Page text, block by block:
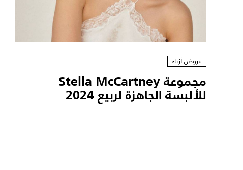
عروض أزياء
مجموعة Stella McCartney
للألبسة الجاهزة لربيع 2024